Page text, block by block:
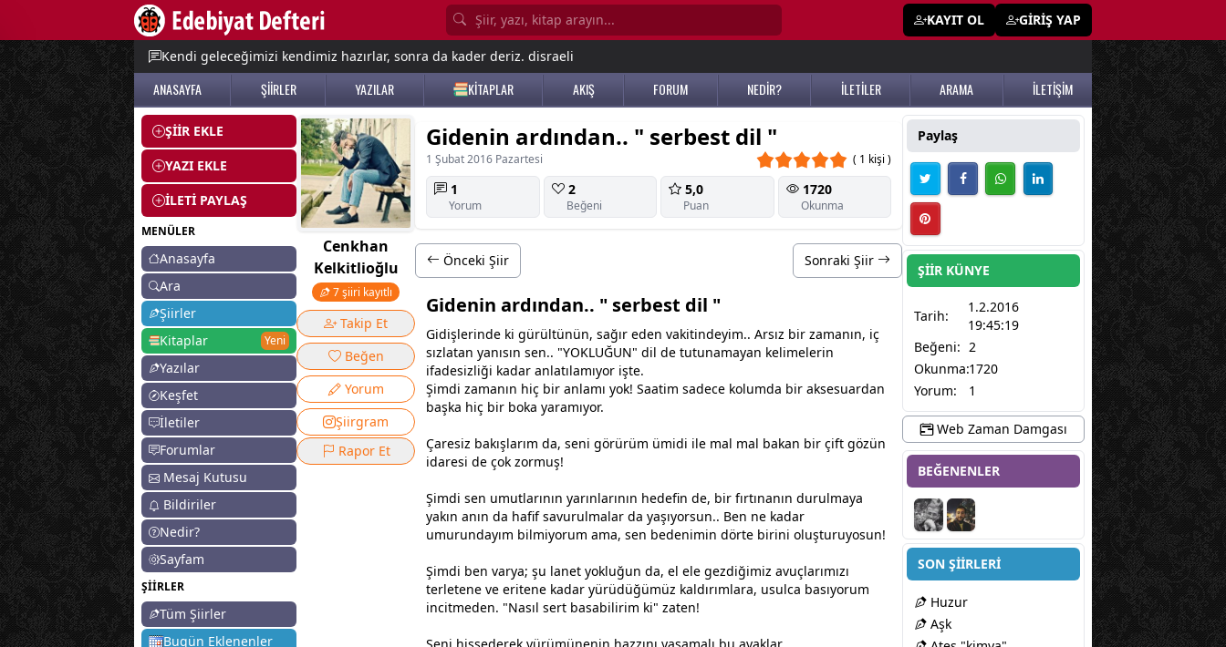
KAYIT OL GİRİŞ YAP
Kendi geleceğimizi kendimiz hazırlar, sonra da kader deriz. disraeli
ANASAYFA ŞİİRLER YAZILAR KİTAPLAR AKIŞ FORUM NEDİR? İLETİLER ARAMA İLETİŞİM
ŞİİR EKLE
YAZI EKLE
İLETİ PAYLAŞ
MENÜLER
Anasayfa
Ara
Şiirler
Kitaplar
Yeni
Yazılar
Keşfet
İletiler
Forumlar
Mesaj Kutusu
Bildiriler
Nedir?
Sayfam
ŞİİRLER
Tüm Şiirler
Bugün Eklenenler
Cenkhan
Kelkitlioğlu
7 şiiri kayıtlı
Takip Et
Beğen
Yorum
Şiirgram
Rapor Et
Gidenin ardından.. " serbest dil "
1 Şubat 2016 Pazartesi ( 1 kişi )
1
Yorum
2
Beğeni
5,0
Puan
1720
Okunma
Önceki Şiir Sonraki Şiir
Gidenin ardından.. " serbest dil "
Gidişlerinde ki gürültünün, sağır eden vakitindeyim.. Arsız bir zamanın, iç
sızlatan yanısın sen.. "YOKLUĞUN" dil de tutunamayan kelimelerin
ifadesizliği kadar anlatılamıyor işte.
Şimdi zamanın hiç bir anlamı yok! Saatim sadece kolumda bir aksesuardan
başka hiç bir boka yaramıyor.
Çaresiz bakışlarım da, seni görürüm ümidi ile mal mal bakan bir çift gözün
idaresi de çok zormuş!
Şimdi sen umutlarının yarınlarının hedefin de, bir fırtınanın durulmaya
yakın anın da hafif savurulmalar da yaşıyorsun.. Ben ne kadar
umurundayım bilmiyorum ama, sen bedenimin dörte birini oluşturuyosun!
Şimdi ben varya; şu lanet yokluğun da, el ele gezdiğimiz avuçlarımızı
terletene ve eritene kadar yürüdüğümüz kaldırımlara, usulca basıyorum
incitmeden. "Nasıl sert basabilirim ki" zaten!
Seni hissederek yürümünenin hazzını yaşamalı bu ayaklar.
Paylaş
ŞİİR KÜNYE
Tarih:
1.2.2016
19:45:19
Beğeni: 2
Okunma:1720
Yorum:
1
Web Zaman Damgası
BEĞENENLER
SON ŞİİRLERİ
Huzur
Aşk
menu